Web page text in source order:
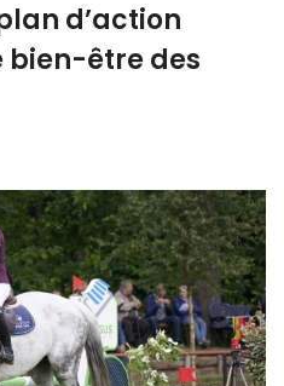
d’action
bien-être des